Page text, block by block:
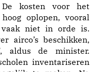
De kosten voor het
oplopen, vooral
niet in orde is.
airco’s beschikken,
aldus de minister.
inventariseren